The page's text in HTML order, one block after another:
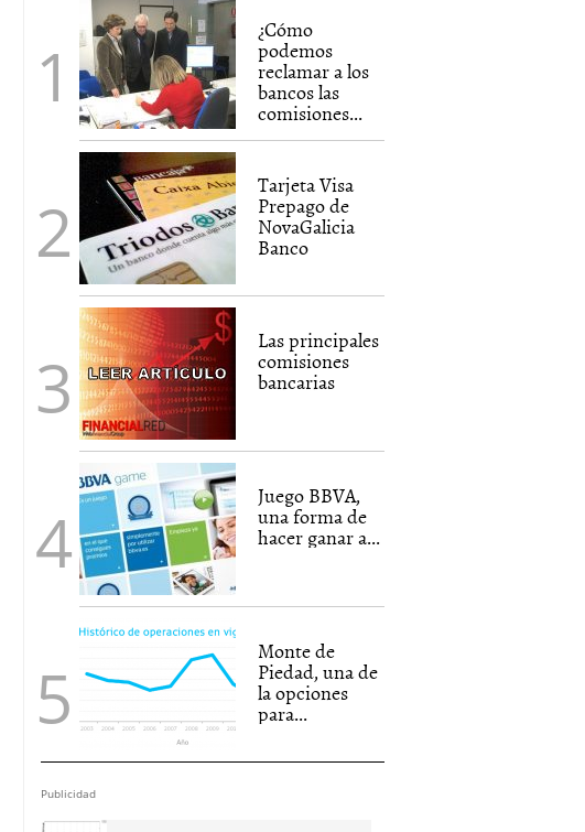
¿Cómo
podemos
reclamar a los
bancos las
comisiones...
Tarjeta Visa
Prepago de
NovaGalicia
Banco
Las principales
comisiones
bancarias
Juego BBVA,
una forma de
hacer ganar a...
Monte de
Piedad, una de
la opciones
para...
Publicidad